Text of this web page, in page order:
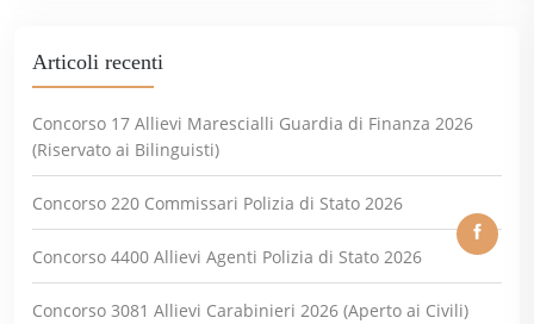
Articoli recenti
Concorso 17 Allievi Marescialli Guardia di Finanza 2026
(Riservato ai Bilinguisti)
Concorso 220 Commissari Polizia di Stato 2026
Concorso 4400 Allievi Agenti Polizia di Stato 2026
Concorso 3081 Allievi Carabinieri 2026 (Aperto ai Civili)